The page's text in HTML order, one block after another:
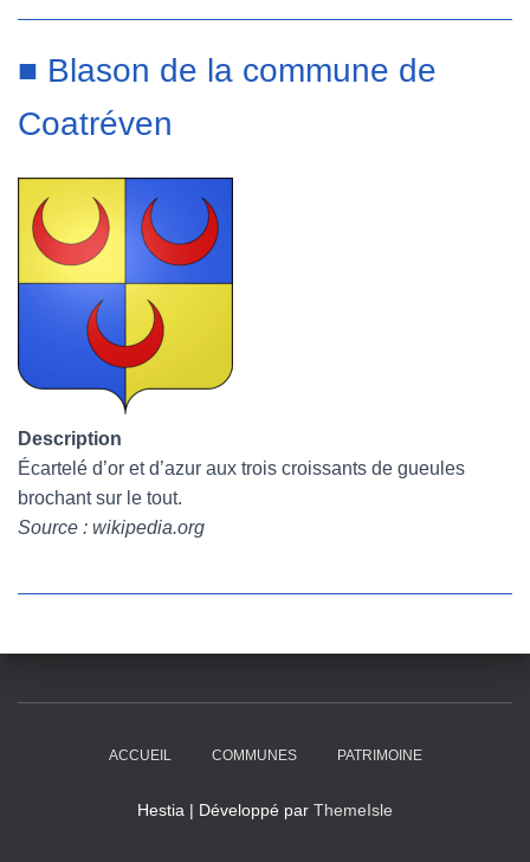
■ Blason de la commune de
Coatréven
Description
Écartelé d’or et d’azur aux trois croissants de gueules
brochant sur le tout.
Source : wikipedia.org
ACCUEIL COMMUNES PATRIMOINE
Hestia | Développé par ThemeIsle